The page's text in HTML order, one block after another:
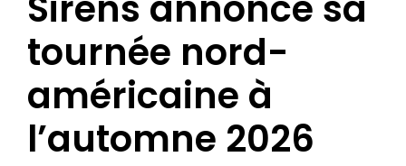
tournée nord-
américaine à
l’automne 2026